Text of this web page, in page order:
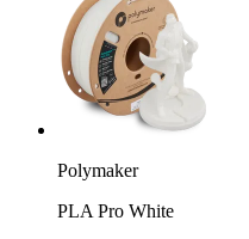
Polymaker
PLA Pro White